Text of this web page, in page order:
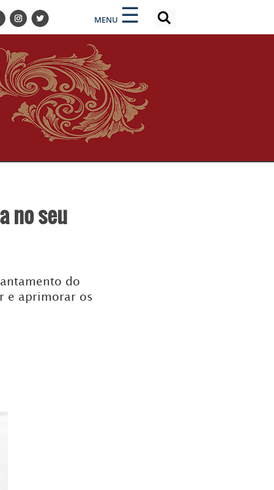
MENU ☰
no seu
do
e aprimorar os